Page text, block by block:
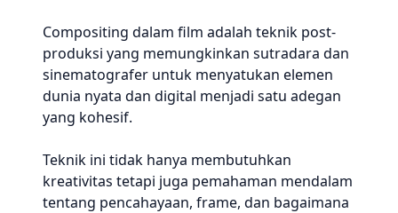
Compositing dalam film adalah teknik post-
produksi yang memungkinkan sutradara dan
sinematografer untuk menyatukan elemen
dunia nyata dan digital menjadi satu adegan
yang kohesif.
Teknik ini tidak hanya membutuhkan
kreativitas tetapi juga pemahaman mendalam
tentang pencahayaan, frame, dan bagaimana